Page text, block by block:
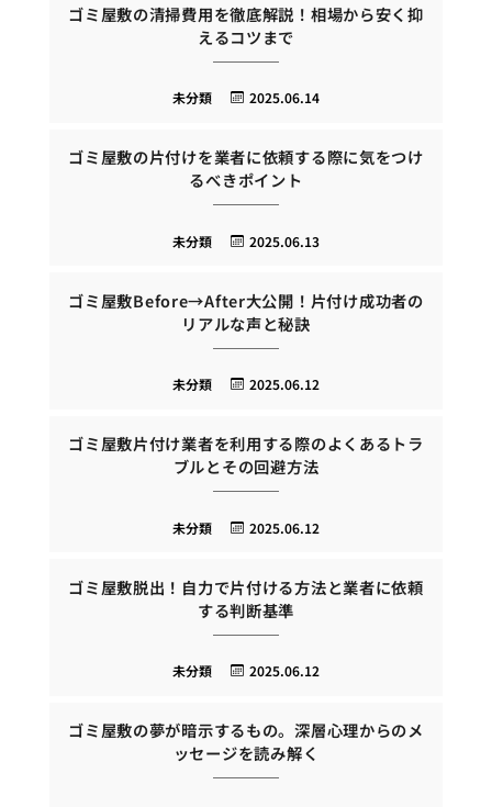
ゴミ屋敷の清掃費用を徹底解説！相場から安く抑
えるコツまで
2025.06.14
未分類
ゴミ屋敷の片付けを業者に依頼する際に気をつけ
るべきポイント
2025.06.13
未分類
ゴミ屋敷Before→After大公開！片付け成功者の
リアルな声と秘訣
2025.06.12
未分類
ゴミ屋敷片付け業者を利用する際のよくあるトラ
ブルとその回避方法
2025.06.12
未分類
ゴミ屋敷脱出！自力で片付ける方法と業者に依頼
する判断基準
2025.06.12
未分類
ゴミ屋敷の夢が暗示するもの。深層心理からのメ
ッセージを読み解く